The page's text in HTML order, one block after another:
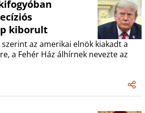
kiborult
az amerikai elnök kiakadt a
a Fehér Ház álhírnek nevezte az